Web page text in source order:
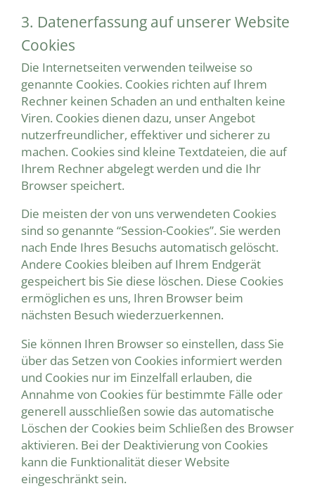
3. Datenerfassung auf unserer Website
Cookies
Die Internetseiten verwenden teilweise so
genannte Cookies. Cookies richten auf Ihrem
Rechner keinen Schaden an und enthalten keine
Viren. Cookies dienen dazu, unser Angebot
nutzerfreundlicher, effektiver und sicherer zu
machen. Cookies sind kleine Textdateien, die auf
Ihrem Rechner abgelegt werden und die Ihr
Browser speichert.
Die meisten der von uns verwendeten Cookies
sind so genannte “Session-Cookies”. Sie werden
nach Ende Ihres Besuchs automatisch gelöscht.
Andere Cookies bleiben auf Ihrem Endgerät
gespeichert bis Sie diese löschen. Diese Cookies
ermöglichen es uns, Ihren Browser beim
nächsten Besuch wiederzuerkennen.
Sie können Ihren Browser so einstellen, dass Sie
über das Setzen von Cookies informiert werden
und Cookies nur im Einzelfall erlauben, die
Annahme von Cookies für bestimmte Fälle oder
generell ausschließen sowie das automatische
Löschen der Cookies beim Schließen des Browser
aktivieren. Bei der Deaktivierung von Cookies
kann die Funktionalität dieser Website
eingeschränkt sein.